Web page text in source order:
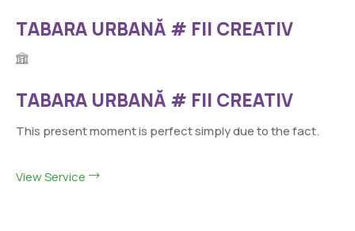
TABARA URBANĂ # FII CREATIV
TABARA URBANĂ # FII CREATIV
This present moment is perfect simply due to the fact.
View Service